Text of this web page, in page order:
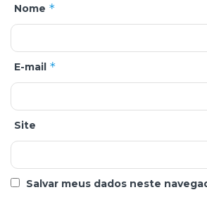
Nome *
E-mail *
Site
Salvar meus dados neste